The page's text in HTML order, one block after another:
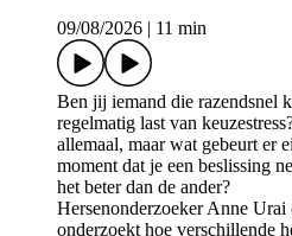
09/08/2026
11 min
Ben jij iemand die razendsnel
regelmatig last van
allemaal, maar wat gebeurt er
moment dat je een beslissing
het beter dan de ander?
Hersenonderzoeker Anne
onderzoekt hoe verschillende